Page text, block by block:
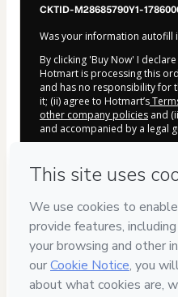
CKTID-M28685790Y1-
Was your information autofill
By clicking 'Buy Now' I
Hotmart is processing this
and has no responsibility for
it; (ii) agree to Hotmart’s
other company policies and
and accompanied by a legal
Hotmart ©2026- All rights